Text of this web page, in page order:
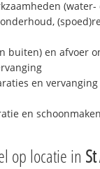
buiten) en afvoer
en
en schoonmaken
op locatie in